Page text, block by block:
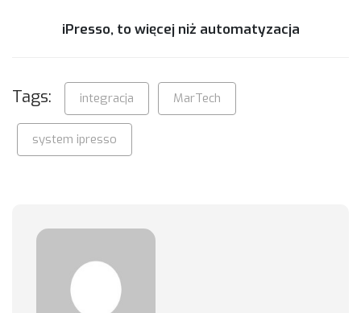
iPresso, to więcej niż automatyzacja
Tags: integracja MarTech
system ipresso